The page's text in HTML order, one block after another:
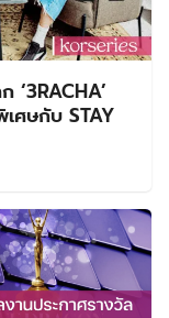
‘3RACHA’
ศษกับ STAY